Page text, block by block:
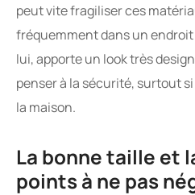
peut vite fragiliser ces
fréquemment dans un
lui, apporte un look très
penser à la sécurité, surtout
la maison.
La bonne taille et
points à ne pas